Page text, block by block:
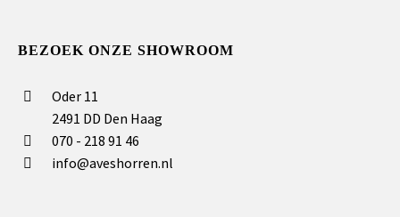
BEZOEK ONZE SHOWROOM
Oder 11
2491 DD Den Haag
070 - 218 91 46
info@aveshorren.nl